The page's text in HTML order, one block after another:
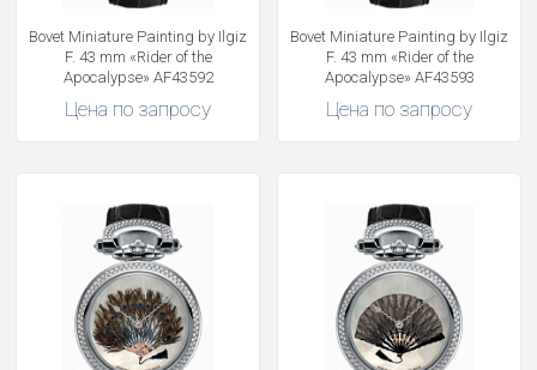
Bovet Miniature Painting by Ilgiz
F. 43 mm «Rider of the
Apocalypse» AF43592
Цена по запросу
Bovet Miniature Painting by Ilgiz
F. 43 mm «Rider of the
Apocalypse» AF43593
Цена по запросу